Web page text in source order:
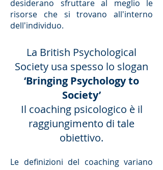
desiderano sfruttare al meglio le
risorse che si trovano all'interno
dell'individuo.
La British Psychological
Society usa spesso lo slogan
‘Bringing Psychology to
Society’
Il coaching psicologico è il
raggiungimento di tale
obiettivo.
Le definizioni del coaching variano